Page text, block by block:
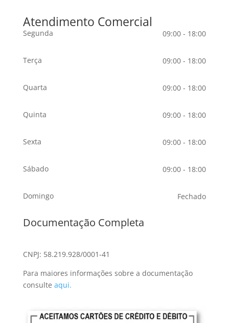
Atendimento Comercial
Segunda 09:00 - 18:00
Terça 09:00 - 18:00
Quarta 09:00 - 18:00
Quinta 09:00 - 18:00
Sexta 09:00 - 18:00
Sábado 09:00 - 18:00
Domingo Fechado
Documentação Completa
CNPJ: 58.219.928/0001-41
Para maiores informações sobre a documentação
consulte aqui.